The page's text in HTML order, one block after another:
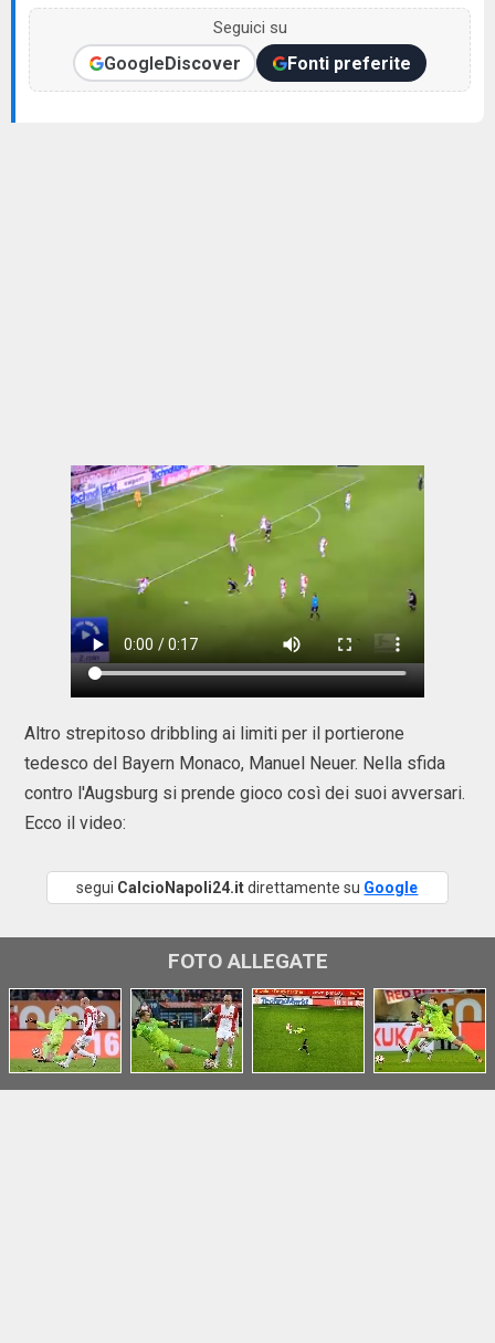
Seguici su
GoogleDiscover Fonti preferite
Altro strepitoso dribbling ai limiti per il portierone
tedesco del Bayern Monaco, Manuel Neuer. Nella sfida
contro l'Augsburg si prende gioco così dei suoi avversari.
Ecco il video:
segui CalcioNapoli24.itdirettamente su Google
FOTO ALLEGATE